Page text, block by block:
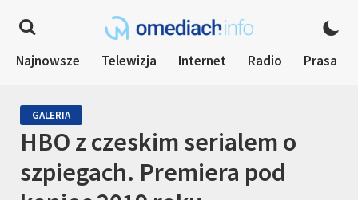
Najnowsze Telewizja Internet Radio Prasa
GALERIA
HBO z czeskim serialem o
szpiegach. Premiera pod